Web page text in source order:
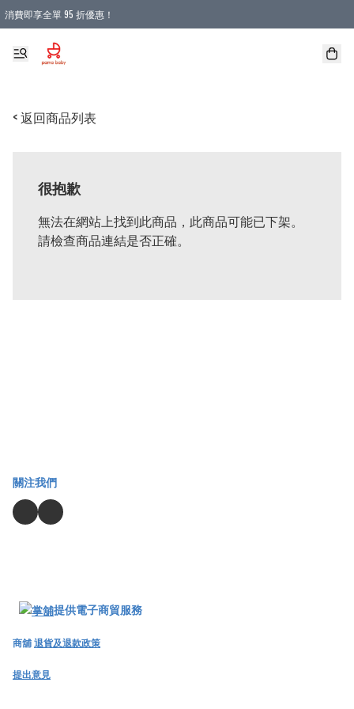
消費即享全單 95 折優惠！
購物滿 HKD 900.00即享免運費優惠！（適用於 本地送貨、本地取貨 )
< 返回商品列表
很抱歉
無法在網站上找到此商品，此商品可能已下架。
請檢查商品連結是否正確。
關注我們
提供電子商貿服務
商舖退貨及退款政策
提出意見